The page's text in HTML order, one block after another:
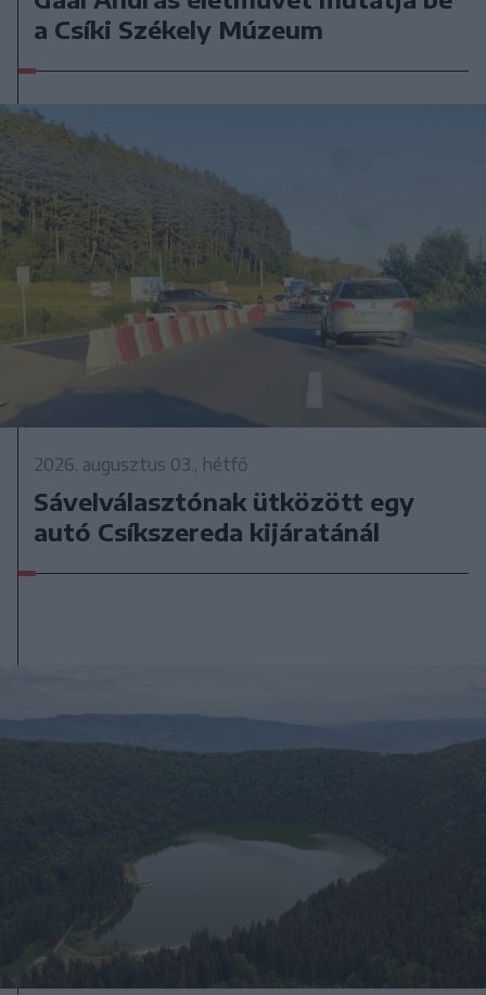
a Csíki Székely Múzeum
2026. augusztus 03., hétfő
Sávelválasztónak ütközött egy
autó Csíkszereda kijáratánál